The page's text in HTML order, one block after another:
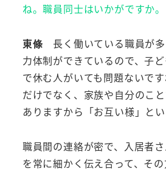
ね。職員同士はいかがですか。
東條
長く働いている職員が
力体制ができているので、子
で休む人がいても問題ないで
だけでなく、家族や自分のこ
ありますから「お互い様」とい
職員間の連絡が密で、入居者
を常に細かく伝え合って、そ